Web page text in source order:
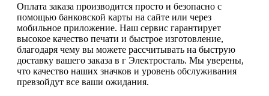
Оплата заказа производится просто и безопасно с
помощью банковской карты на сайте или через
мобильное приложение. Наш сервис гарантирует
высокое качество печати и быстрое изготовление,
благодаря чему вы можете рассчитывать на быструю
доставку вашего заказа в г Электросталь. Мы уверены,
что качество наших значков и уровень обслуживания
превзойдут все ваши ожидания.